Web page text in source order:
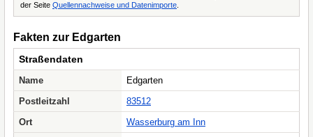
der Seite Quellennachweise und Datenimporte
Fakten zur Edgarten
Straßendaten
Name
Edgarten
Postleitzahl
83512
Ort
Wasserburg am Inn